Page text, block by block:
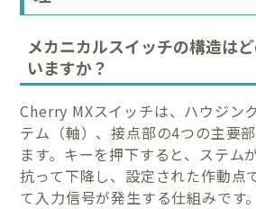
メカニカルスイッチの構造は
いますか？
Cherry MXスイッチは、ハウジン
テム（軸）、接点部の4つの主要
ます。キーを押下すると、ステム
抗って下降し、設定された作動点
て入力信号が発生する仕組みです。